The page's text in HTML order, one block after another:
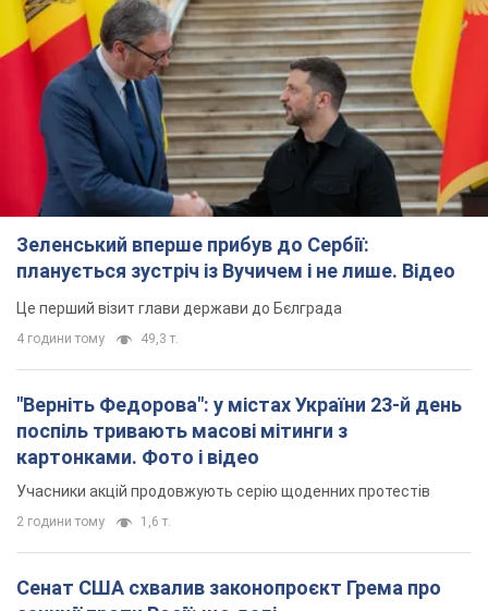
Зеленський вперше прибув до Сербії:
планується зустріч із Вучичем і не лише. Відео
Це перший візит глави держави до Бєлграда
4 години тому 49,3 т.
"Верніть Федорова": у містах України 23-й день
поспіль тривають масові мітинги з
картонками. Фото і відео
Учасники акцій продовжують серію щоденних протестів
2 години тому 1,6 т.
Сенат США схвалив законопроєкт Грема про